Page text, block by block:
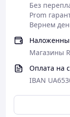
Без
Prom
Вернем
Магазины
Оплата на
IBAN